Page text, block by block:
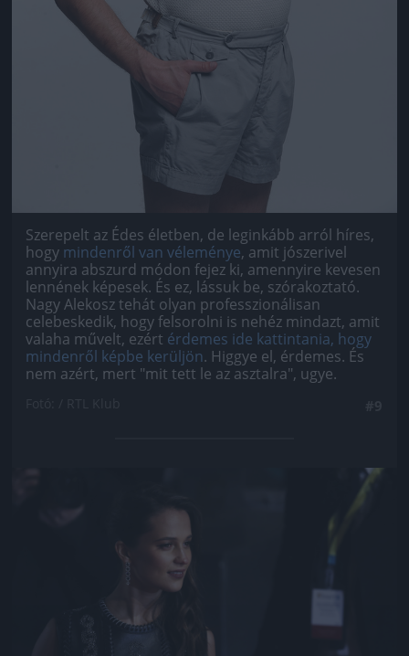
Szerepelt az Édes életben, de leginkább arról híres,
hogy mindenről van véleménye, amit jószerivel
annyira abszurd módon fejez ki, amennyire kevesen
lennének képesek. És ez, lássuk be, szórakoztató.
Nagy Alekosz tehát olyan professzionálisan
celebeskedik, hogy felsorolni is nehéz mindazt, amit
valaha művelt, ezért érdemes ide kattintania, hogy
mindenről képbe kerüljön. Higgye el, érdemes. És
nem azért, mert "mit tett le az asztalra", ugye.